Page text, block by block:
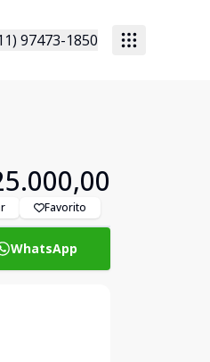
97473-1850
Favorito
WhatsApp